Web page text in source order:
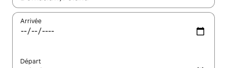
Arrivée
Départ